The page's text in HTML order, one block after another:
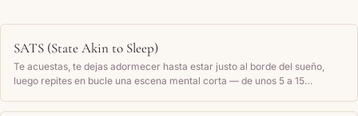
SATS (State Akin to Sleep)
Te acuestas, te dejas adormecer hasta estar justo al borde del sueño,
luego repites en bucle una escena mental corta — de unos 5 a 15
dormida.